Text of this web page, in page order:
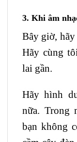
3. Khi âm
Bây giờ,
Hãy cùng
lai gần.
Hãy hình
nữa. Trong
bạn không